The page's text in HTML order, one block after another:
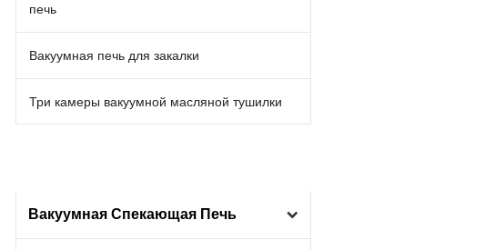
печь
Вакуумная печь для закалки
Три камеры вакуумной масляной тушилки
Вакуумная Спекающая Печь